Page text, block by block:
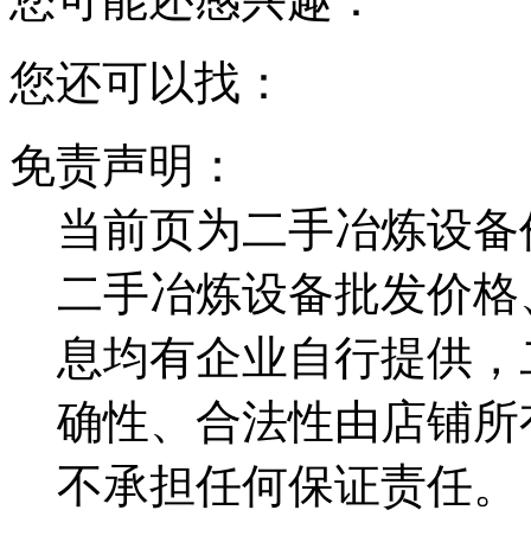
您还可以找：
免责声明：
当前页为二手冶炼设
二手冶炼设备批发价
息均有企业自行提供
确性、合法性由店铺
不承担任何保证责任。